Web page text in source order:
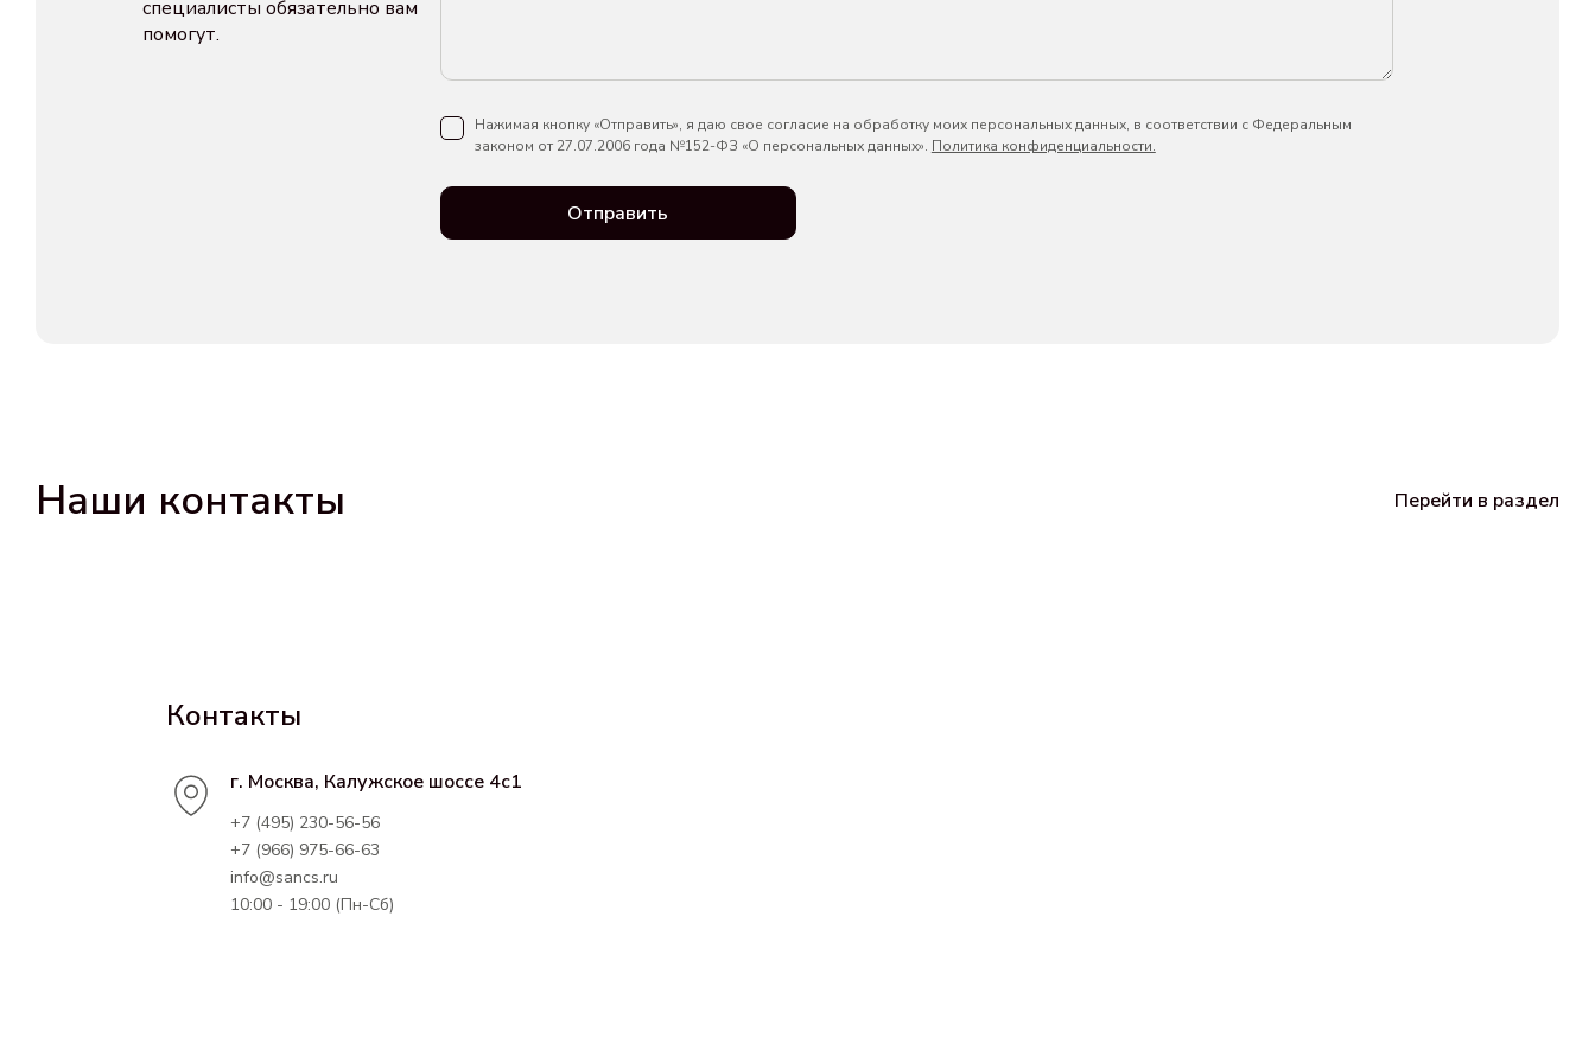
специалисты обязательно вам
помогут.
Нажимая кнопку «Отправить», я даю свое согласие на обработку моих персональных данных, в соответствии с Федеральным
законом от 27.07.2006 года №152-ФЗ «О персональных данных». Политика конфиденциальности.
Отправить
Наши контакты Перейти в раздел
Контакты
г. Москва, Калужское шоссе 4с1
+7 (495) 230-56-56
+7 (966) 975-66-63
info@sancs.ru
10:00 - 19:00 (Пн-Сб)